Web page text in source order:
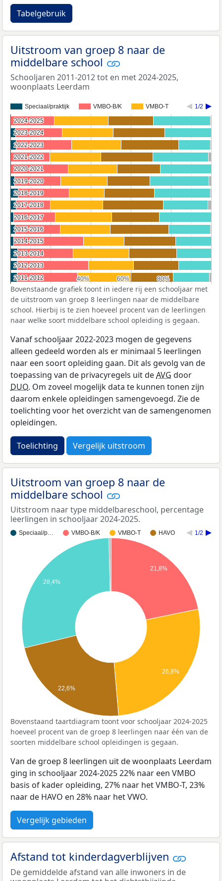
Tabelgebruik
Uitstroom van groep 8 naar de
middelbare school
Schooljaren 2011-2012 tot en met 2024-2025,
woonplaats Leerdam
Speciaal/praktijk VMBO-B/K VMBO-T 1/2
40%
40% 60%
60% 80%
80%
2024-2025
2024-2025
2023-2024
2023-2024
2022-2023
2022-2023
2021-2022
2021-2022
2020-2021
2020-2021
2019-2020
2019-2020
2018-2019
2018-2019
2017-2018
2017-2018
2016-2017
2016-2017
2015-2016
2015-2016
2014-2015
2014-2015
2013-2014
2013-2014
2012-2013
2012-2013
2011-2012
2011-2012
Bovenstaande grafiek toont in iedere rij een schooljaar met
de uitstroom van groep 8 leerlingen naar de middelbare
school. Hierbij is te zien hoeveel procent van de leerlingen
naar welke soort middelbare school opleiding is gegaan.
Vanaf schooljaar 2022-2023 mogen de gegevens
alleen gedeeld worden als er minimaal 5 leerlingen
naar een soort opleiding gaan. Dit als gevolg van de
toepassing van de privacyregels uit deAVG door
DUO. Om zoveel mogelijk data te kunnen tonen zijn
daarom enkele opleidingen samengevoegd. Zie de
toelichting voor het overzicht van de samengenomen
opleidingen.
Toelichting Vergelijk uitstroom
Uitstroom van groep 8 naar de
middelbare school
Uitstroom naar type middelbareschool, percentage
leerlingen in schooljaar 2024-2025.
Speciaal/p… VMBO-B/K VMBO-T HAVO 1/2
21,8%
26,8%
28,4%
22,6%
Bovenstaand taartdiagram toont voor schooljaar 2024-2025
hoeveel procent van de groep 8 leerlingen naar één van de
soorten middelbare school opleidingen is gegaan.
Van de groep 8 leerlingen uit de woonplaats Leerdam
ging in schooljaar 2024-2025 22% naar een VMBO
basis of kader opleiding, 27% naar het VMBO-T, 23%
naar de HAVO en 28% naar het VWO.
Vergelijk gebieden
Afstand tot kinderdagverblijven
De gemiddelde afstand van alle inwoners in de